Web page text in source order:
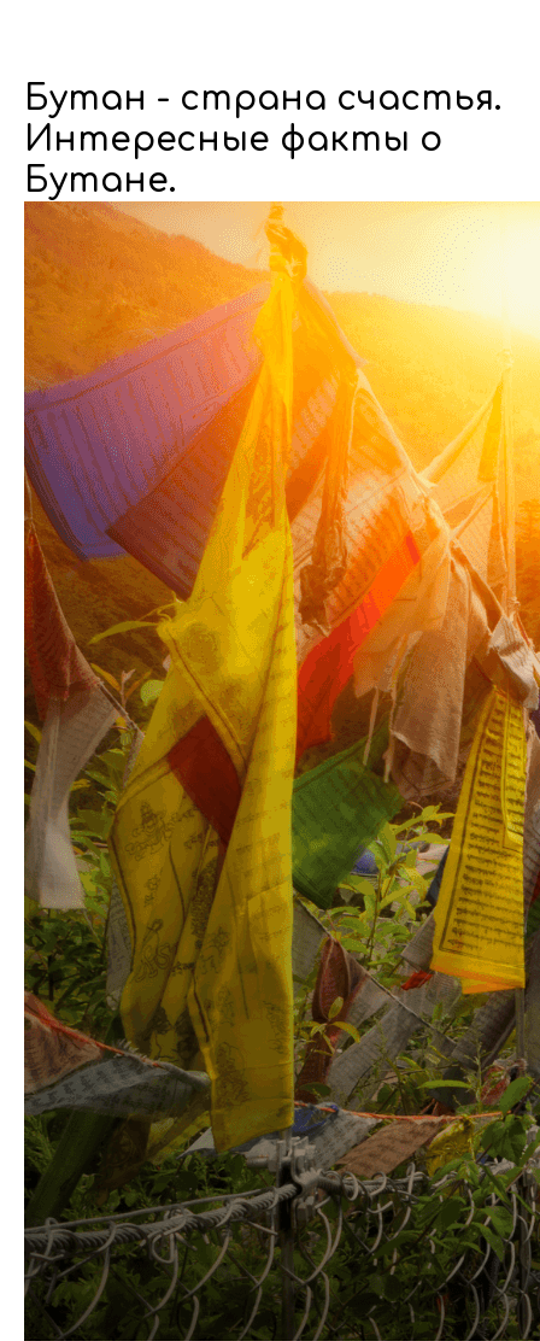
Бутан - страна счастья.
Интересные факты о
Бутане.